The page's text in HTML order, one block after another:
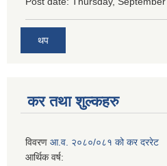
थप
कर तथा शुल्कहरु
विवरण आ.व. २०८०/०८१ को कर दररेट
आर्थिक वर्ष: